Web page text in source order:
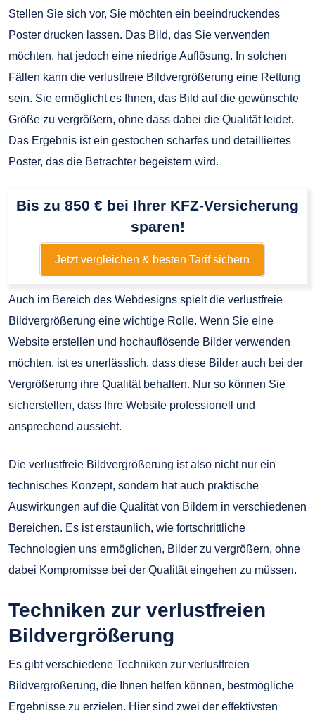
Stellen Sie sich vor, Sie möchten ein beeindruckendes
Poster drucken lassen. Das Bild, das Sie verwenden
möchten, hat jedoch eine niedrige Auflösung. In solchen
Fällen kann die verlustfreie Bildvergrößerung eine Rettung
sein. Sie ermöglicht es Ihnen, das Bild auf die gewünschte
Größe zu vergrößern, ohne dass dabei die Qualität leidet.
Das Ergebnis ist ein gestochen scharfes und detailliertes
Poster, das die Betrachter begeistern wird.
Bis zu 850 € bei Ihrer KFZ-Versicherung
sparen!
Jetzt vergleichen & besten Tarif sichern
Auch im Bereich des Webdesigns spielt die verlustfreie
Bildvergrößerung eine wichtige Rolle. Wenn Sie eine
Website erstellen und hochauflösende Bilder verwenden
möchten, ist es unerlässlich, dass diese Bilder auch bei der
Vergrößerung ihre Qualität behalten. Nur so können Sie
sicherstellen, dass Ihre Website professionell und
ansprechend aussieht.
Die verlustfreie Bildvergrößerung ist also nicht nur ein
technisches Konzept, sondern hat auch praktische
Auswirkungen auf die Qualität von Bildern in verschiedenen
Bereichen. Es ist erstaunlich, wie fortschrittliche
Technologien uns ermöglichen, Bilder zu vergrößern, ohne
dabei Kompromisse bei der Qualität eingehen zu müssen.
Techniken zur verlustfreien
Bildvergrößerung
Es gibt verschiedene Techniken zur verlustfreien
Bildvergrößerung, die Ihnen helfen können, bestmögliche
Ergebnisse zu erzielen. Hier sind zwei der effektivsten